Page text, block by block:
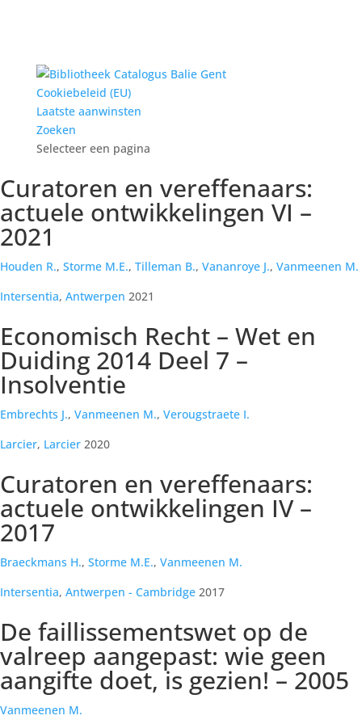
Cookiebeleid (EU)
Laatste aanwinsten
Zoeken
Selecteer een pagina
Curatoren en vereffenaars:
actuele ontwikkelingen VI –
2021
Houden R., Storme M.E., Tilleman B., Vananroye J., Vanmeenen M.
Intersentia, Antwerpen 2021
Economisch Recht – Wet en
Duiding 2014 Deel 7 –
Insolventie
Embrechts J., Vanmeenen M., Verougstraete I.
Larcier, Larcier 2020
Curatoren en vereffenaars:
actuele ontwikkelingen IV –
2017
Braeckmans H., Storme M.E., Vanmeenen M.
Intersentia, Antwerpen - Cambridge 2017
De faillissementswet op de
valreep aangepast: wie geen
aangifte doet, is gezien! – 2005
Vanmeenen M.